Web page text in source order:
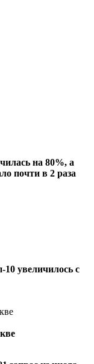
на 80%, а
почти в 2 раза
10 увеличилось с